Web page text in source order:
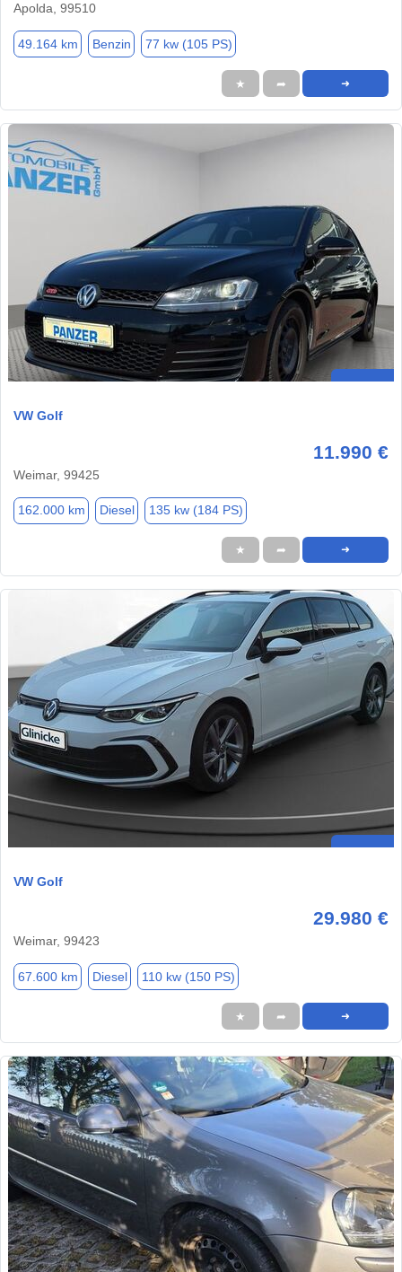
Apolda, 99510
49.164 km Benzin 77 kw (105 PS)
★ ➦ ➜
VW Golf
11.990 €
Weimar, 99425
162.000 km Diesel 135 kw (184 PS)
★ ➦ ➜
VW Golf
29.980 €
Weimar, 99423
67.600 km Diesel 110 kw (150 PS)
★ ➦ ➜